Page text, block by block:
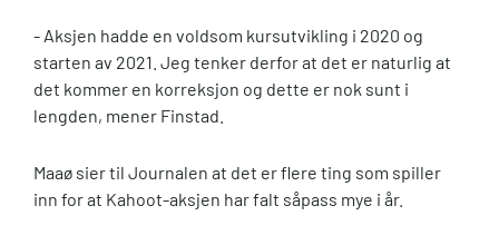
- Aksjen hadde en voldsom kursutvikling i 2020 og
starten av 2021. Jeg tenker derfor at det er naturlig at
det kommer en korreksjon og dette er nok sunt i
lengden, mener Finstad.
Maaø sier til Journalen at det er flere ting som spiller
inn for at Kahoot-aksjen har falt såpass mye i år.